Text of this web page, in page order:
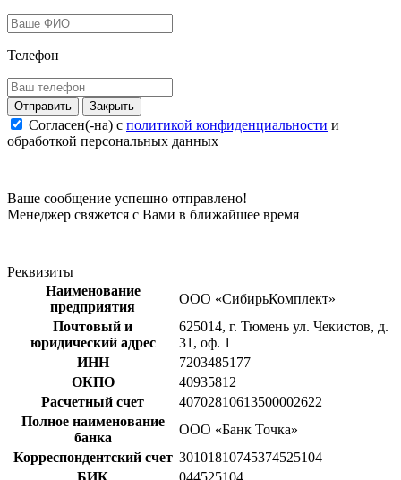
Телефон
Закрыть
Согласен(-на) c политикой конфиденциальности и
обработкой персональных данных
Ваше сообщение успешно отправлено!
Менеджер свяжется с Вами в ближайшее время
Реквизиты
Наименование
предприятия
ООО «СибирьКомплект»
Почтовый и
юридический адрес
625014, г. Тюмень ул. Чекистов, д.
31, оф. 1
ИНН
7203485177
ОКПО
40935812
Расчетный счет
40702810613500002622
Полное наименование
банка
ООО «Банк Точка»
Корреспондентский счет 30101810745374525104
БИК
044525104